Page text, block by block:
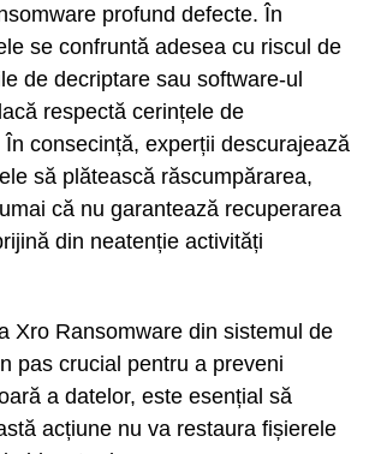
profund defecte. În
se confruntă adesea cu riscul de
de decriptare sau software-ul
respectă cerințele de
consecință, experții descurajează
să plătească răscumpărarea,
că nu garantează recuperarea
din neatenție activități
Xro Ransomware din sistemul de
pas crucial pentru a preveni
a datelor, este esențial să
acțiune nu va restaura fișierele